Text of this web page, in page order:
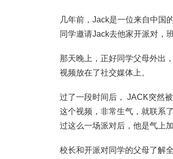
几年前，Jack是一位来自中国
同学邀请Jack去他家开派对，
那天晚上，正好同学父母外出
视频放在了社交媒体上。
过了一段时间后， JACK突然
这个视频，非常生气，就联系
过这么一场派对后，他是气上
校长和开派对同学的父母了解